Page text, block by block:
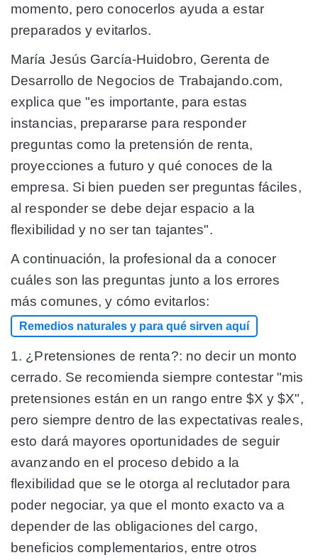
momento, pero conocerlos ayuda a estar
preparados y evitarlos.
María Jesús García-Huidobro, Gerenta de
Desarrollo de Negocios de Trabajando.com,
explica que "es importante, para estas
instancias, prepararse para responder
preguntas como la pretensión de renta,
proyecciones a futuro y qué conoces de la
empresa. Si bien pueden ser preguntas fáciles,
al responder se debe dejar espacio a la
flexibilidad y no ser tan tajantes".
A continuación, la profesional da a conocer
cuáles son las preguntas junto a los errores
más comunes, y cómo evitarlos:
Remedios naturales y para qué sirven aquí
1. ¿Pretensiones de renta?: no decir un monto
cerrado. Se recomienda siempre contestar "mis
pretensiones están en un rango entre $X y $X",
pero siempre dentro de las expectativas reales,
esto dará mayores oportunidades de seguir
avanzando en el proceso debido a la
flexibilidad que se le otorga al reclutador para
poder negociar, ya que el monto exacto va a
depender de las obligaciones del cargo,
beneficios complementarios, entre otros